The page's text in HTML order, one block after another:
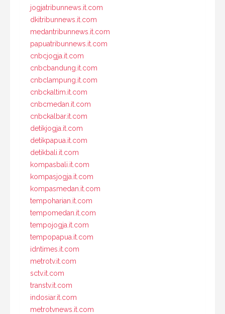
jogjatribunnews.it.com
dkitribunnews.it.com
medantribunnews.it.com
papuatribunnews.it.com
cnbcjogja.it.com
cnbcbandung.it.com
cnbclampung.it.com
cnbckaltim.it.com
cnbcmedan.it.com
cnbckalbar.it.com
detikjogja.it.com
detikpapua.it.com
detikbali.it.com
kompasbali.it.com
kompasjogja.it.com
kompasmedan.it.com
tempoharian.it.com
tempomedan.it.com
tempojogja.it.com
tempopapua.it.com
idntimes.it.com
metrotv.it.com
sctv.it.com
transtv.it.com
indosiar.it.com
metrotvnews.it.com